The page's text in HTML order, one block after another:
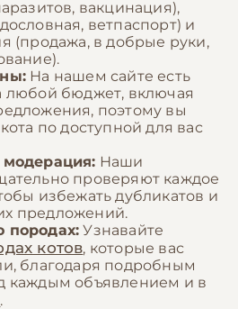
вакцинация),
ветпаспорт) и
(продажа, в добрые руки,
На нашем сайте есть
любой бюджет, включая
поэтому вы
по доступной для вас
модерация: Наши
проверяют каждое
избежать дубликатов и
предложений.
породах: Узнавайте
котов, которые вас
благодаря подробным
каждым объявлением и в
.